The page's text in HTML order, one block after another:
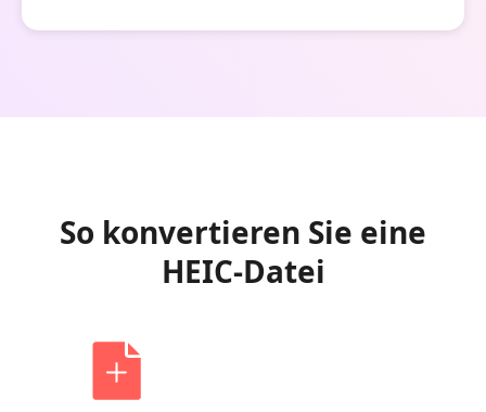
So konvertieren Sie eine
HEIC-Datei